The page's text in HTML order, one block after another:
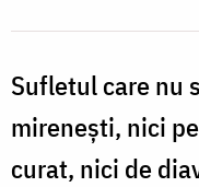
/
Foto:
Oana
Sufletul care nu
mirenești, nici
curat, nici de